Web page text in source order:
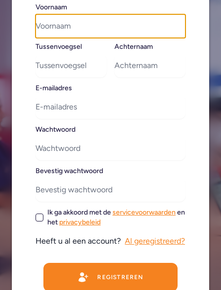
Voornaam
Tussenvoegsel Achternaam
E-mailadres
Wachtwoord
Bevestig wachtwoord
Ik ga akkoord met deservicevoorwaarden en
het privacybeleid
Heeft u al een account? Al geregistreerd?
REGISTREREN